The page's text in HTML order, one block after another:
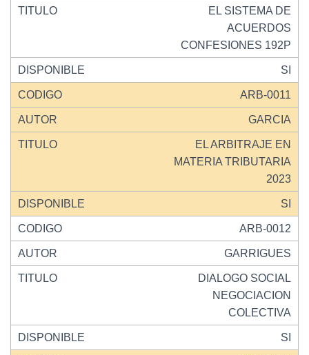
EL SISTEMA DE
ACUERDOS
CONFESIONES 192P
SI
ARB-0011
GARCIA
EL ARBITRAJE EN
MATERIA TRIBUTARIA
2023
SI
ARB-0012
GARRIGUES
DIALOGO SOCIAL
NEGOCIACION
COLECTIVA
SI